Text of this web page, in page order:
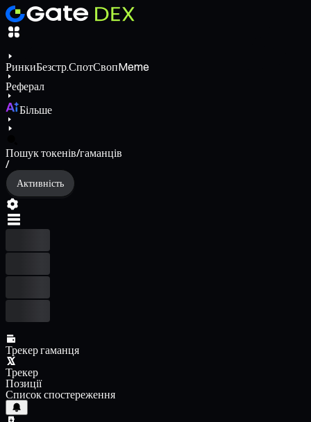
РинкиБезстр.СпотСвопMeme
Реферал
Більше
Пошук токенів/гаманців
/
Активність
Трекер гаманця
Трекер
Позиції
Список спостереження